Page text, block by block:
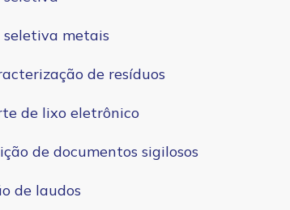
seletiva metais
de resíduos
de lixo eletrônico
de documentos sigilosos
de laudos